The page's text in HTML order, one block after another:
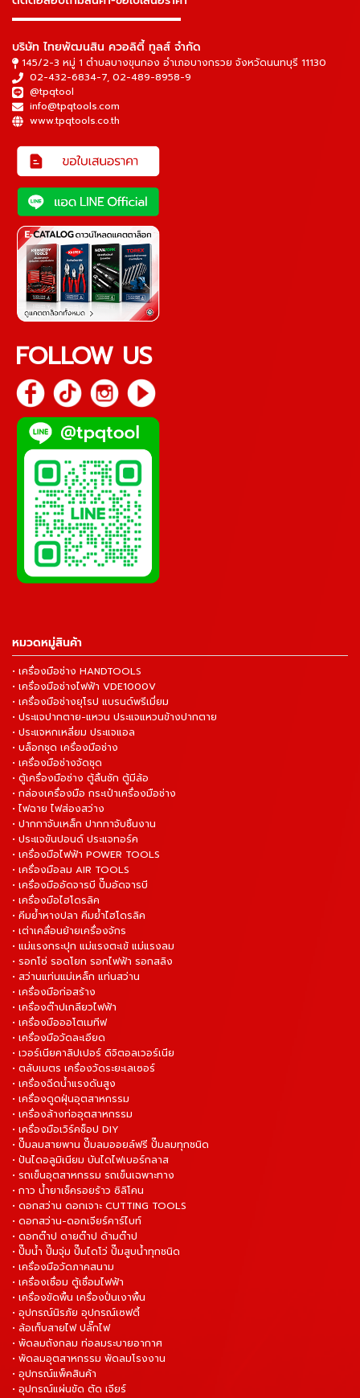
▬▬▬▬▬▬▬▬▬▬▬▬▬▬▬
บริษัท ไทยพัฒนสิน ควอลิตี้ ทูลส์ จำกัด
145/2-3 หมู่ 1 ตำบลบางขุนกอง อำเภอบางกรวย จังหวัดนนทบุรี 11130
02-432-6834-7, 02-489-8958-9
@tpqtool
info@tpqtools.com
www.tpqtools.co.th
FOLLOW US
หมวดหมู่สินค้า
• เครื่องมือช่าง HANDTOOLS
• เครื่องมือช่างไฟฟ้า VDE1000V
• เครื่องมือช่างยุโรป แบรนด์พรีเมี่ยม
• ประแจปากตาย-แหวน ประแจแหวนข้างปากตาย
• ประแจหกเหลี่ยม ประแจแอล
• บล็อกชุด เครื่องมือช่าง
• เครื่องมือช่างจัดชุด
• ตู้เครื่องมือช่าง ตู้ลิ้นชัก ตู้มีล้อ
• กล่องเครื่องมือ กระเป๋าเครื่องมือช่าง
• ไฟฉาย ไฟส่องสว่าง
• ปากกาจับเหล็ก ปากกาจับชิ้นงาน
• ประแจขันปอนด์ ประแจทอร์ค
• เครื่องมือไฟฟ้า POWER TOOLS
• เครื่องมือลม AIR TOOLS
• เครื่องมืออัดจารบี ปั๊มอัดจารบี
• เครื่องมือไฮโดรลิค
• คีมย้ำหางปลา คีมย้ำไฮโดรลิค
• เต่าเคลื่อนย้ายเครื่องจักร
• แม่แรงกระปุก แม่แรงตะเข้ แม่แรงลม
• รอกโซ่ รอดโยก รอกไฟฟ้า รอกสลิง
• สว่านแท่นแม่เหล็ก แท่นสว่าน
• เครื่องมือก่อสร้าง
• เครื่องต๊าปเกลียวไฟฟ้า
• เครื่องมือออโตเมทีฟ
• เครื่องมือวัดละเอียด
• เวอร์เนียคาลิปเปอร์ ดิจิตอลเวอร์เนีย
• ตลับเมตร เครื่องวัดระยะเลเซอร์
• เครื่องฉีดน้ำแรงดันสูง
• เครื่องดูดฝุ่นอุตสาหกรรม
• เครื่องล้างท่ออุตสาหกรรม
• เครื่องมือเวิร์คช็อป DIY
• ปั๊มลมสายพาน ปั๊มลมออยล์ฟรี ปั๊มลมทุกชนิด
• ปันไดอลูมิเนียม บันไดไฟเบอร์กลาส
• รถเข็นอุตสาหกรรม รถเข็นเฉพาะทาง
• กาว น้ำยาเช็ครอยร้าว ซิลิโคน
• ดอกสว่าน ดอกเจาะ CUTTING TOOLS
• ดอกสว่าน-ดอกเจียร์คาร์ไบท์
• ดอกต๊าป ดายต๊าป ด้ามต๊าป
• ปั๊มน้ำ ปั๊มจุ่ม ปั๊มไดโว่ ปั๊มสูบน้ำทุกชนิด
• เครื่องมือวัดภาคสนาม
• เครื่องเชื่อม ตู้เชื่อมไฟฟ้า
• เครื่องขัดพื้น เครื่องปั่นเงาพื้น
• อุปกรณ์นิรภัย อุปกรณ์เซฟตี้
• ล้อเก็บสายไฟ ปลั๊กไฟ
• พัดลมถังกลม ท่อลมระบายอากาศ
• พัดลมอุตสาหกรรม พัดลมโรงงาน
• อุปกรณ์แพ็คสินค้า
• อุปกรณ์แผ่นขัด ตัด เจียร์